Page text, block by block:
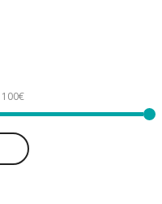
100€